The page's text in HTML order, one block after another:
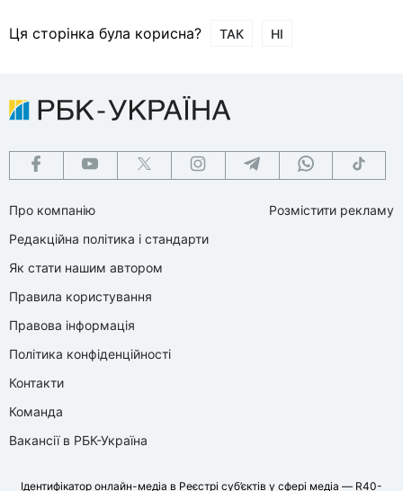
Ця сторінка була корисна? ТАК НІ
Про компанію
Редакційна політика і стандарти
Як стати нашим автором
Правила користування
Правова інформація
Політика конфіденційності
Контакти
Команда
Вакансії в РБК-Україна
Розмістити рекламу
Ідентифікатор онлайн-медіа в Реєстрі суб’єктів у сфері медіа — R40-